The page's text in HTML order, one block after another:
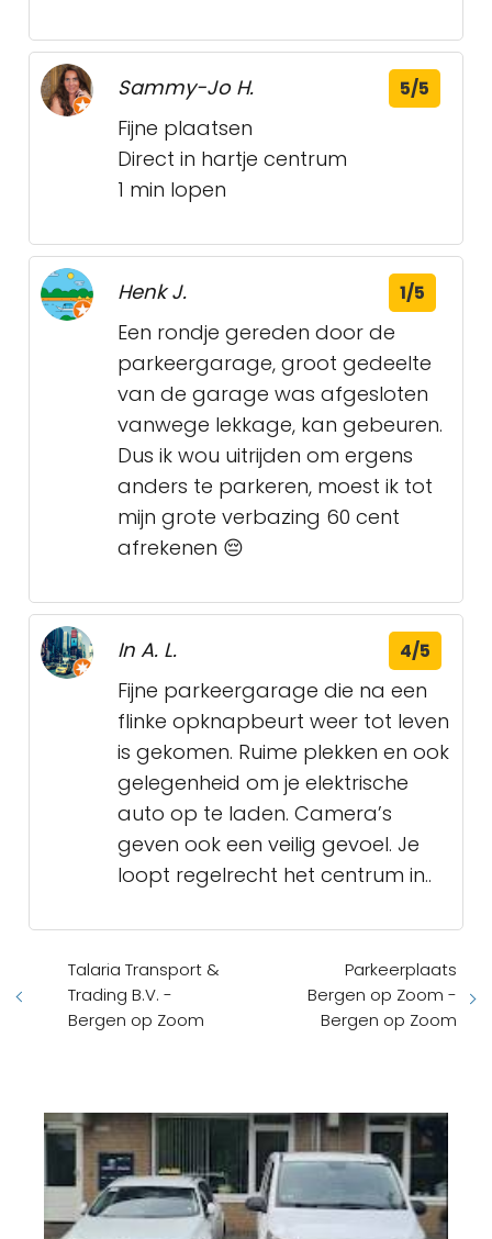
Sammy-Jo H. 5/5
Fijne plaatsen
Direct in hartje centrum
1 min lopen
Henk J. 1/5
Een rondje gereden door de
parkeergarage, groot gedeelte
van de garage was afgesloten
vanwege lekkage, kan gebeuren.
Dus ik wou uitrijden om ergens
anders te parkeren, moest ik tot
mijn grote verbazing 60 cent
afrekenen 😔
In A. L. 4/5
Fijne parkeergarage die na een
flinke opknapbeurt weer tot leven
is gekomen. Ruime plekken en ook
gelegenheid om je elektrische
auto op te laden. Camera’s
geven ook een veilig gevoel. Je
loopt regelrecht het centrum in..
Talaria Transport &
Trading B.V. -
Bergen op Zoom
Parkeerplaats
Bergen op Zoom -
Bergen op Zoom